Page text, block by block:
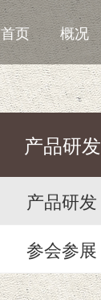
首页 概况
产品研发
产品研发
参会参展